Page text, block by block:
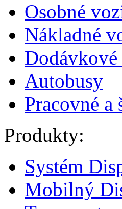
Osobné
Nákladné
Autobusy
Pracovné a
Produkty:
Systém
Mobilný